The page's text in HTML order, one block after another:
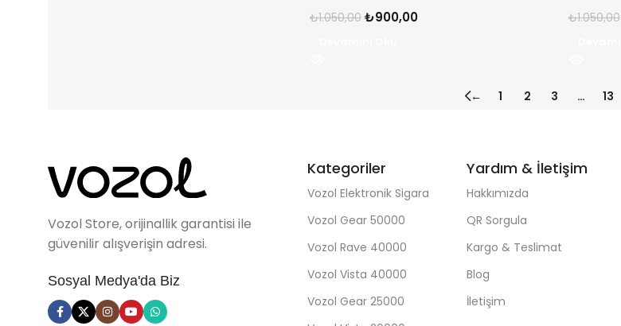
₺1.050,00 ₺900,00 ₺1.050,00
← 1 2 3 … 13
Vozol Store, orijinallik garantisi ile
güvenilir alışverişin adresi.
Sosyal Medya'da Biz
Kategoriler
Vozol Elektronik Sigara
Vozol Gear 50000
Vozol Rave 40000
Vozol Vista 40000
Vozol Gear 25000
Yardım & İletişim
Hakkımızda
QR Sorgula
Kargo & Teslimat
Blog
İletişim